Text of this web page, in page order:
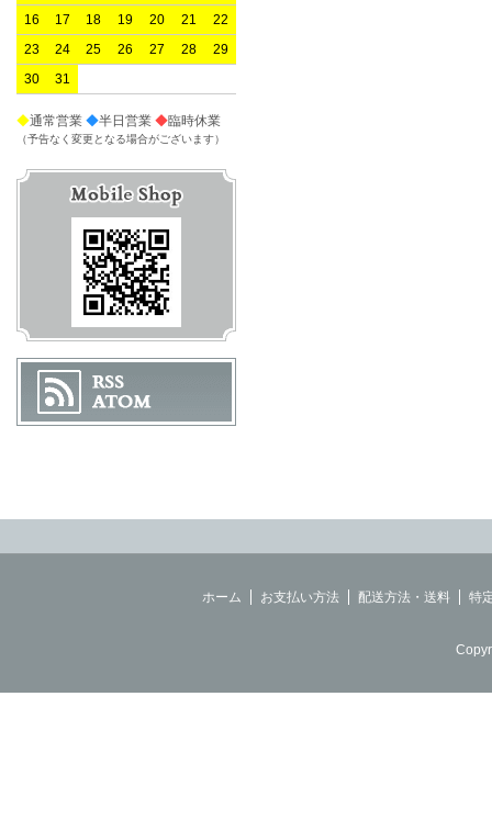
16
17 18 19 20 21
22
23
24 25 26 27 28
29
30
31
◆通常営業 ◆半日営業 ◆臨時休業
（予告なく変更となる場合がございます）
ホーム お支払い方法 配送方法・送料 特